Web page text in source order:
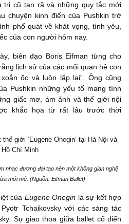
trị cũ tan rã và những quy tắc mới
chuyện kinh điển của Pushkin trở
phổ quát về khát vọng, tình yêu,
của con người hôm nay.
biên đạo Boris Eifman từng cho
lịch sử của các mối quan hệ con
ốc và luôn lặp lại”. Ông cũng
Pushkin những yếu tố mang tính
giấc mơ, ám ảnh và thế giới nội
khắc họa từ rất lâu trước thời
nhạc đương đại tạo nên một không gian nghệ
mới mẻ. (Nguồn: Eifman Ballet)
của Eugene Onegin là sự kết hợp
Tchaikovsky với các sáng tác
Sự giao thoa giữa ballet cổ điển